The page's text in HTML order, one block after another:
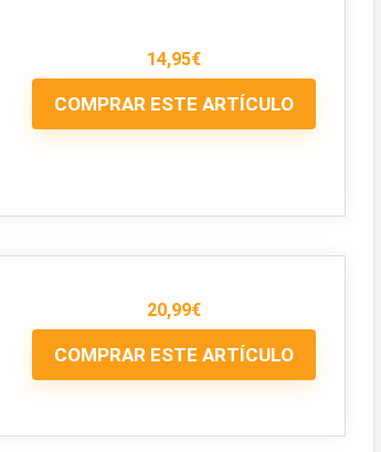
14,95€
COMPRAR ESTE ARTÍCULO
20,99€
COMPRAR ESTE ARTÍCULO